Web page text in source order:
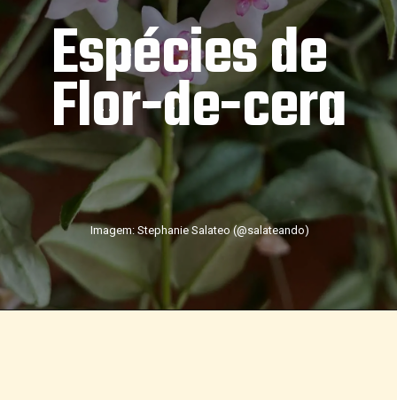
Espécies de
Flor-de-cera
Imagem: Stephanie Salateo (@salateando)